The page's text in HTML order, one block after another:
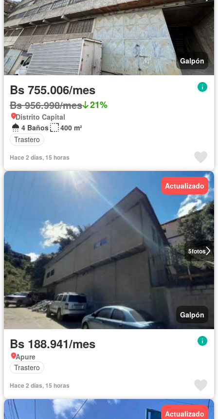
Galpón
Bs 755.006/mes
Bs 956.998/mes 21%
Distrito Capital
4 Baños
400 m²
Trastero
Hace 2 días, 15 horas
5fotos
Actualizado
Galpón
Bs 188.941/mes
Apure
Trastero
Hace 2 días, 15 horas
Actualizado